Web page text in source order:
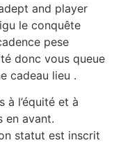
and player
le conquête
pese
donc vous queue
cadeau lieu .
à l’équité et à
en avant.
statut est inscrit